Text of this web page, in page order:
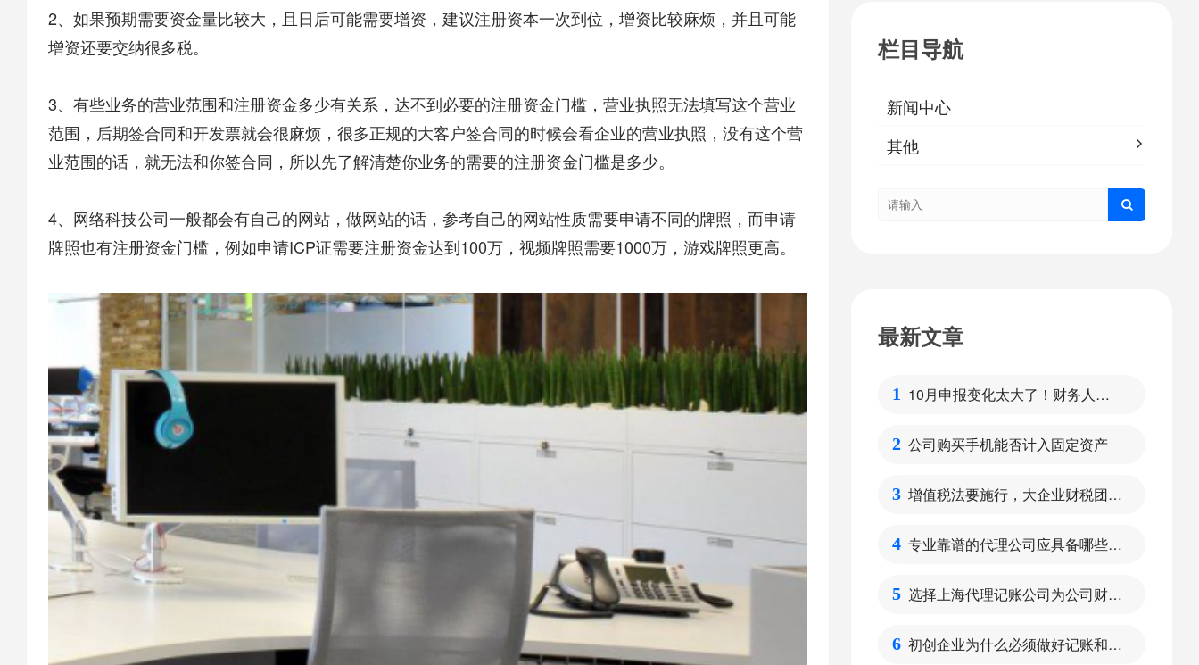
2、如果预期需要资金量比较大，且日后可能需要增资，建议注册资本一次到位，增资比较麻烦，并且可能
增资还要交纳很多税。
3、有些业务的营业范围和注册资金多少有关系，达不到必要的注册资金门槛，营业执照无法填写这个营业
范围，后期签合同和开发票就会很麻烦，很多正规的大客户签合同的时候会看企业的营业执照，没有这个营
业范围的话，就无法和你签合同，所以先了解清楚你业务的需要的注册资金门槛是多少。
4、网络科技公司一般都会有自己的网站，做网站的话，参考自己的网站性质需要申请不同的牌照，而申请
牌照也有注册资金门槛，例如申请ICP证需要注册资金达到100万，视频牌照需要1000万，游戏牌照更高。
栏目导航
新闻中心
其他
最新文章
1 10月申报变化太大了！财务人请
2 公司购买手机能否计入固定资产
3 增值税法要施行，大企业财税团队
4 专业靠谱的代理公司应具备哪些特
5 选择上海代理记账公司为公司财税
6 初创企业为什么必须做好记账和报